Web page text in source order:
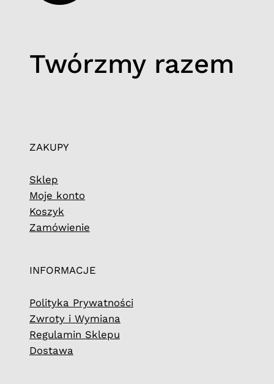
Twórzmy razem
ZAKUPY
Sklep
Moje konto
Koszyk
Zamówienie
INFORMACJE
Polityka Prywatności
Zwroty i Wymiana
Regulamin Sklepu
Dostawa